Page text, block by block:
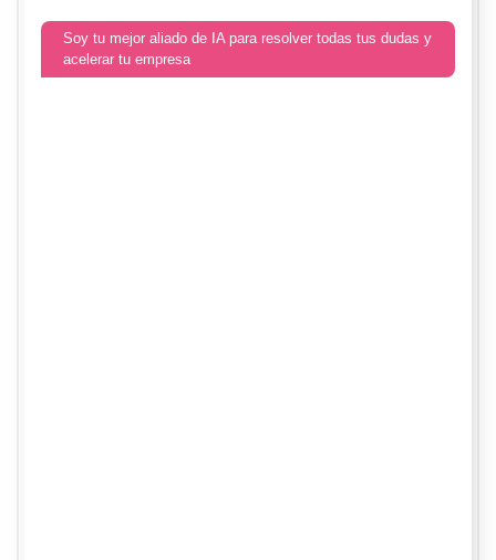
Soy tu mejor aliado de IA para resolver todas tus dudas y
acelerar tu empresa